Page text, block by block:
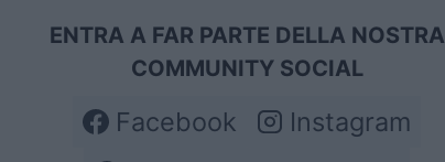
ENTRA A FAR PARTE DELLA NOSTRA
COMMUNITY SOCIAL
Facebook
Instagram